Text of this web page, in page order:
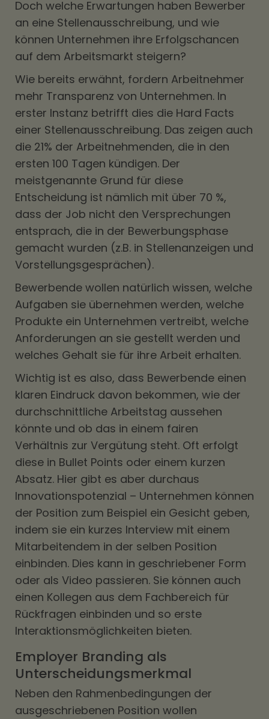
Doch welche Erwartungen haben Bewerber
an eine Stellenausschreibung, und wie
können Unternehmen ihre Erfolgschancen
auf dem Arbeitsmarkt steigern?
Wie bereits erwähnt, fordern Arbeitnehmer
mehr Transparenz von Unternehmen. In
erster Instanz betrifft dies die Hard Facts
einer Stellenausschreibung. Das zeigen auch
die 21% der Arbeitnehmenden, die in den
ersten 100 Tagen kündigen. Der
meistgenannte Grund für diese
Entscheidung ist nämlich mit über 70 %,
dass der Job nicht den Versprechungen
entsprach, die in der Bewerbungsphase
gemacht wurden (z.B. in Stellenanzeigen und
Vorstellungsgesprächen).
Bewerbende wollen natürlich wissen, welche
Aufgaben sie übernehmen werden, welche
Produkte ein Unternehmen vertreibt, welche
Anforderungen an sie gestellt werden und
welches Gehalt sie für ihre Arbeit erhalten.
Wichtig ist es also, dass Bewerbende einen
klaren Eindruck davon bekommen, wie der
durchschnittliche Arbeitstag aussehen
könnte und ob das in einem fairen
Verhältnis zur Vergütung steht. Oft erfolgt
diese in Bullet Points oder einem kurzen
Absatz. Hier gibt es aber durchaus
Innovationspotenzial – Unternehmen können
der Position zum Beispiel ein Gesicht geben,
indem sie ein kurzes Interview mit einem
Mitarbeitendem in der selben Position
einbinden. Dies kann in geschriebener Form
oder als Video passieren. Sie können auch
einen Kollegen aus dem Fachbereich für
Rückfragen einbinden und so erste
Interaktionsmöglichkeiten bieten.
Employer Branding als
Unterscheidungsmerkmal
Neben den Rahmenbedingungen der
ausgeschriebenen Position wollen